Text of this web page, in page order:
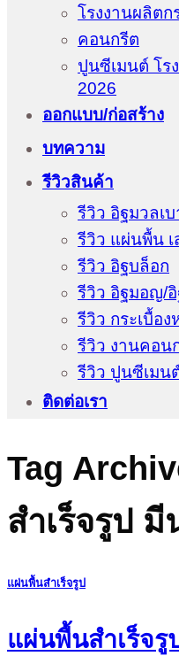
โรงงานผลิตก
คอนกรีต
ปูนซีเมนต์ โร
2026
ออกแบบ/ก่อสร้าง
บทความ
รีวิวสินค้า
รีวิว อิฐมวลเบ
รีวิว แผ่นพื้น
รีวิว อิฐบล็อก
รีวิว อิฐมอญ/
รีวิว กระเบื้อง
รีวิว งานคอน
รีวิว ปูนซีเมน
ติดต่อเรา
Tag
สำเร็จรูป มี
แผ่นพื้นสำเร็จรูป
แผ่นพื้นสำเร็จรู